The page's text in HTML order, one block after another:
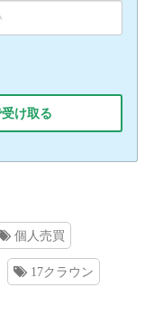
け取る
個人売買
17クラウン